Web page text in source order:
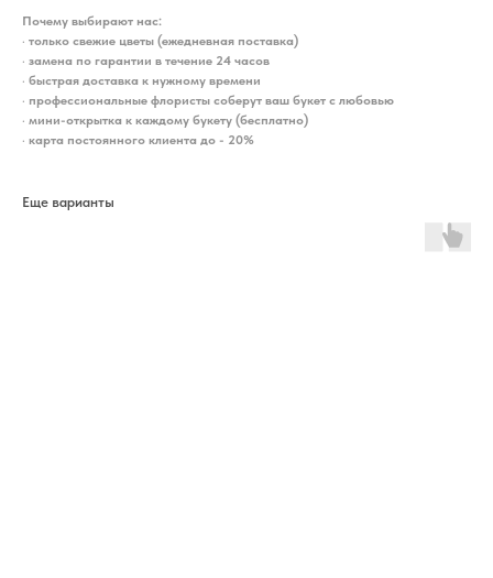
Почему выбирают нас:
• только свежие цветы (ежедневная поставка)
• замена по гарантии в течение 24 часов
• быстрая доставка к нужному времени
• профессиональные флористы соберут ваш букет с любовью
• мини-открытка к каждому букету (бесплатно)
• карта постоянного клиента до - 20%
Еще варианты